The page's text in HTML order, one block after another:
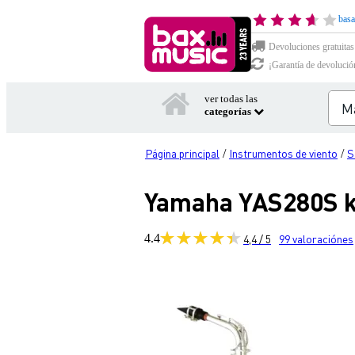
Devoluciones gratuitas
¡Garantía de
ver todas las
categorías
Página principal / Instrumentos de viento /
Yamaha YAS280S
4.4 4,4 / 5 99valoraciónes